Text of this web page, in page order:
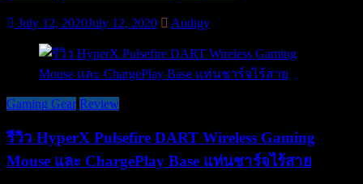
July 12, 2020July 12, 2020 Audigy
Gaming Gear Review
รีวิว HyperX Pulsefire DART Wireless Gaming
Mouse และ ChargePlay Base แท่นชาร์จไร้สาย